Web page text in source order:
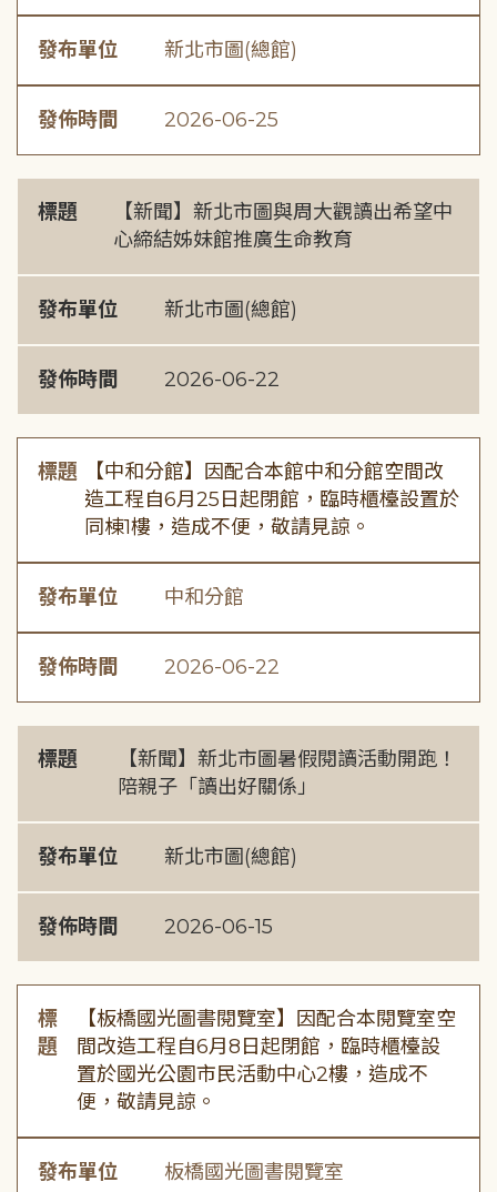
發布單位 新北市圖(總館)
發佈時間 2026-06-25
標題
【新聞】新北市圖與周大觀讀出希望中
心締結姊妹館推廣生命教育
發布單位 新北市圖(總館)
發佈時間 2026-06-22
標題
【中和分館】因配合本館中和分館空間改
造工程自6月25日起閉館，臨時櫃檯設置於
同棟1樓，造成不便，敬請見諒。
發布單位 中和分館
發佈時間 2026-06-22
標題
【新聞】新北市圖暑假閱讀活動開跑！
陪親子「讀出好關係」
發布單位 新北市圖(總館)
發佈時間 2026-06-15
標
題
【板橋國光圖書閱覽室】因配合本閱覽室空
間改造工程自6月8日起閉館，臨時櫃檯設
置於國光公園市民活動中心2樓，造成不
便，敬請見諒。
發布單位 板橋國光圖書閱覽室